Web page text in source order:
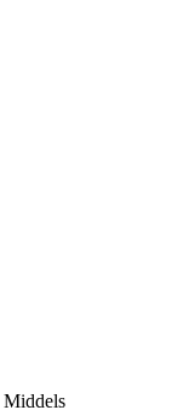
Middels